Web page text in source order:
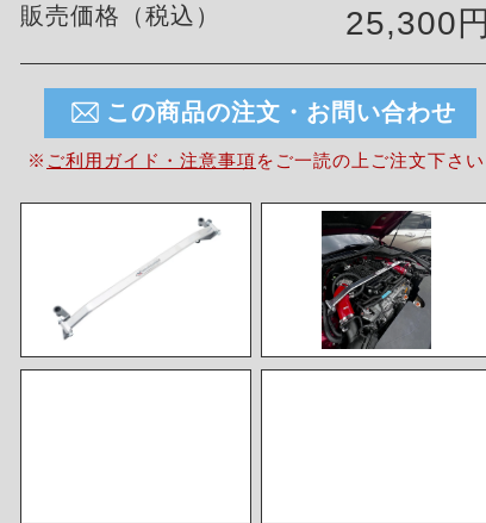
販売価格（税込） 25,300円
この商品の注文・お問い合わせ
※ ご利用ガイド・注意事項を ご一読の上ご注文下さい